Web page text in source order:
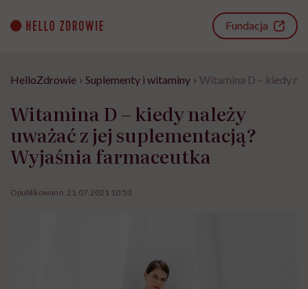
content
Fundacja
HelloZdrowie › Suplementy i witaminy › Witamina D – kiedy
Witamina D – kiedy należy
uważać z jej suplementacją?
Wyjaśnia farmaceutka
Opublikowano: 21.07.2021 10:53